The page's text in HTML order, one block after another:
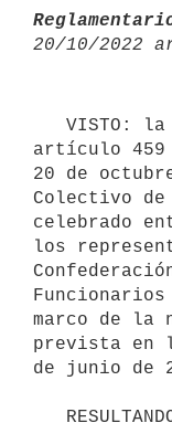
20/10/2022
artículo 459
20 de
Colectivo
celebrado
los
marco de la
prevista en
de junio de